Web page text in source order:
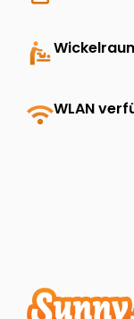
baby_changing_station
wifiWLAN